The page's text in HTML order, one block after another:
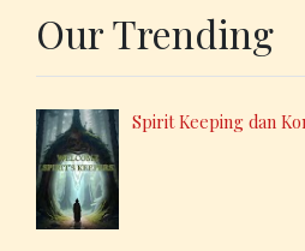
Our Trending
Spirit Keeping dan